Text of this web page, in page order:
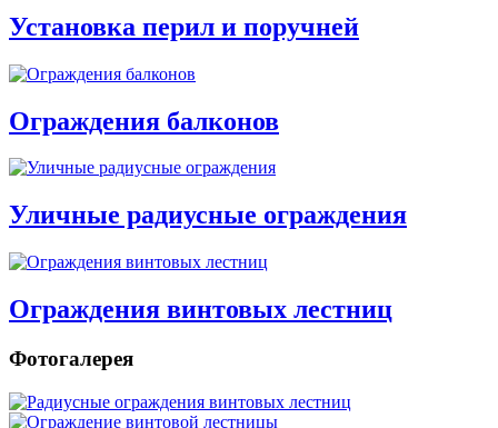
Установка перил и поручней
Ограждения балконов
Уличные радиусные ограждения
Ограждения винтовых лестниц
Фотогалерея